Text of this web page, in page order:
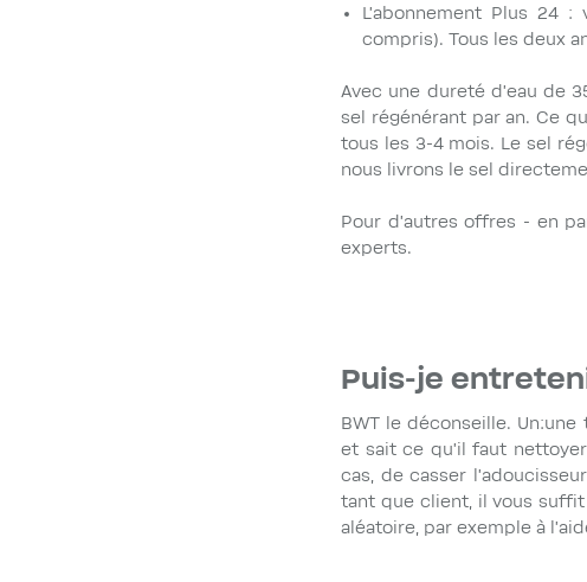
L’abonnement Plus 24
compris). Tous les deux
Avec une dureté d'eau de
sel régénérant par an. Ce
tous les 3-4 mois. Le sel
nous livrons le sel
Pour d'autres offres - en
experts.
Puis-je
BWT le déconseille.
et sait ce qu’il faut
cas, de casser
tant que client, il vous
aléatoire, par exemple à